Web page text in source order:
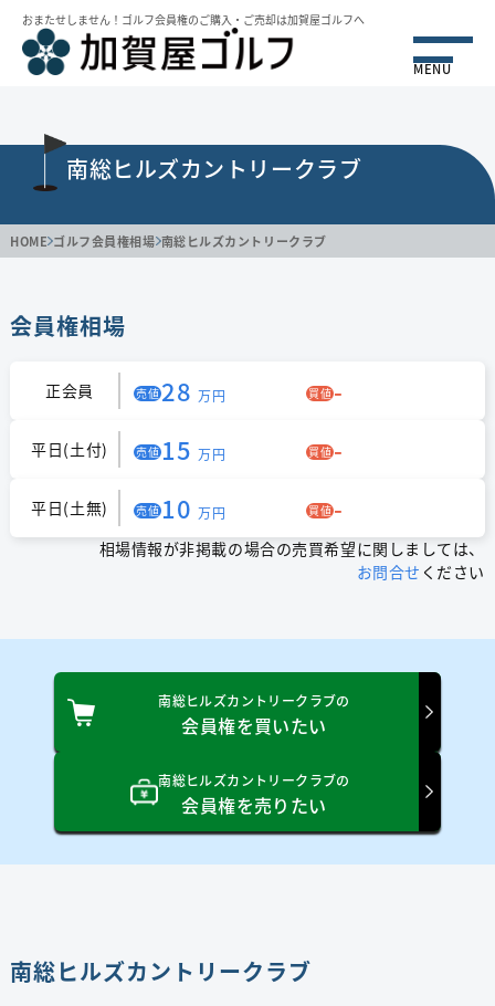
おまたせしません！ゴルフ会員権のご購⼊・ご売却は加賀屋ゴルフへ
MENU
南総ヒルズカントリークラブ
HOME ゴルフ会員権相場 南総ヒルズカントリークラブ
会員権相場
正会員 売値28万円 買値-
平日(土付) 売値 15万円 買値-
平日(土無) 売値 10万円 買値-
相場情報が非掲載の場合の売買希望に関しましては、
お問合せ ください
南総ヒルズカントリークラブの
会員権を買いたい
南総ヒルズカントリークラブの
会員権を売りたい
南総ヒルズカントリークラブ